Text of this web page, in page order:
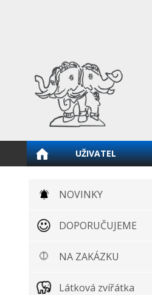
UŽIVATEL
NOVINKY
DOPORUČUJEME
NA ZAKÁZKU
Látková zvířátka